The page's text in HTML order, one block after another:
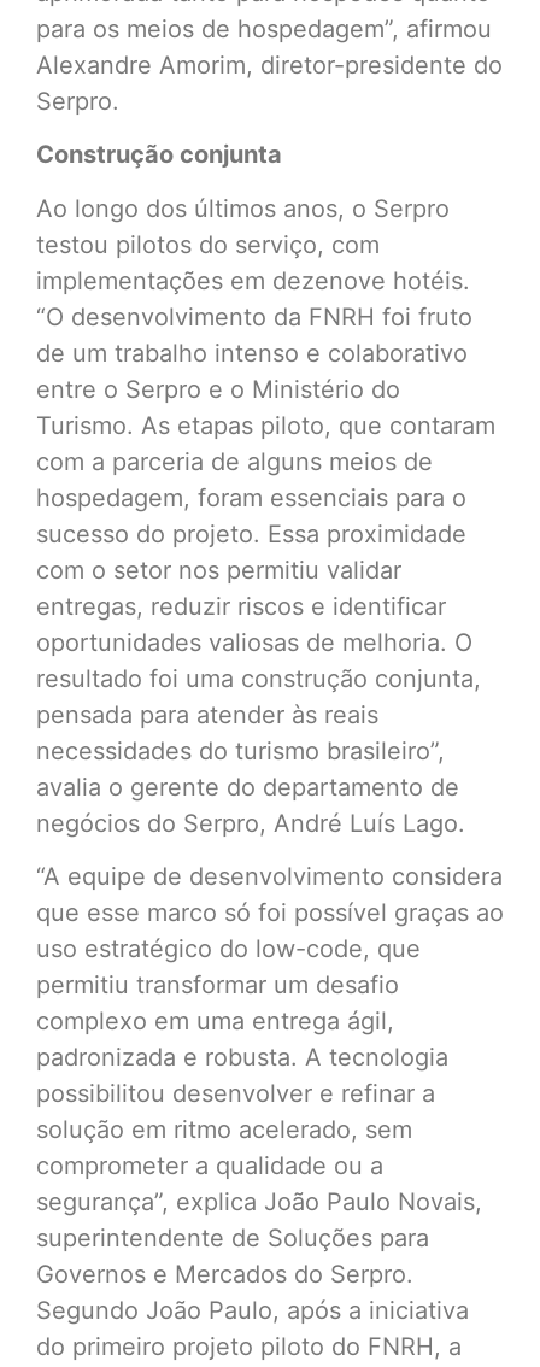
para os meios de hospedagem”, afirmou
Alexandre Amorim, diretor-presidente do
Serpro.
Construção conjunta
Ao longo dos últimos anos, o Serpro
testou pilotos do serviço, com
implementações em dezenove hotéis.
“O desenvolvimento da FNRH foi fruto
de um trabalho intenso e colaborativo
entre o Serpro e o Ministério do
Turismo. As etapas piloto, que contaram
com a parceria de alguns meios de
hospedagem, foram essenciais para o
sucesso do projeto. Essa proximidade
com o setor nos permitiu validar
entregas, reduzir riscos e identificar
oportunidades valiosas de melhoria. O
resultado foi uma construção conjunta,
pensada para atender às reais
necessidades do turismo brasileiro”,
avalia o gerente do departamento de
negócios do Serpro, André Luís Lago.
“A equipe de desenvolvimento considera
que esse marco só foi possível graças ao
uso estratégico do low-code, que
permitiu transformar um desafio
complexo em uma entrega ágil,
padronizada e robusta. A tecnologia
possibilitou desenvolver e refinar a
solução em ritmo acelerado, sem
comprometer a qualidade ou a
segurança”, explica João Paulo Novais,
superintendente de Soluções para
Governos e Mercados do Serpro.
Segundo João Paulo, após a iniciativa
do primeiro projeto piloto do FNRH, a